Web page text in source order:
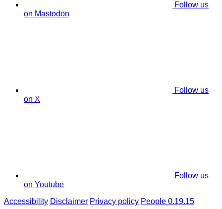
Follow us
on Mastodon
Follow us
on X
Follow us
on Youtube
Accessibility Disclaimer Privacy policy People 0.19.15